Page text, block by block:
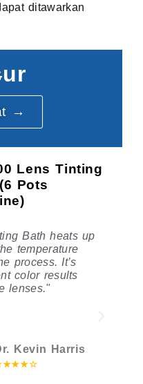
ditawarkan
→
Lens Tinting
Pots
Bath heats up
temperature
process. It’s
color results
lenses."
Kevin Harris